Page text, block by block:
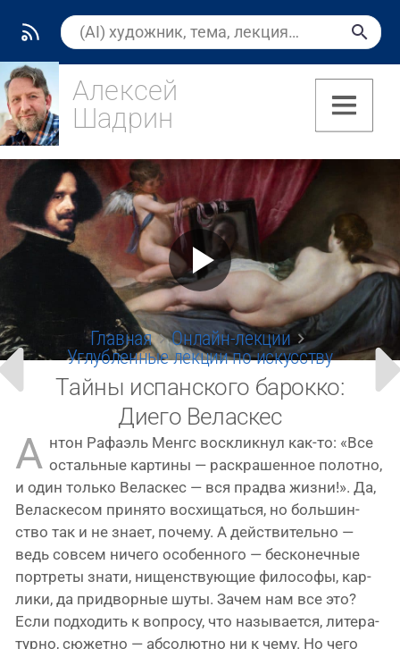
Алексей
Шадрин
(7)
Главная
Онлайн-лекции
Углубленные лекции по искусству
Тайны испанского барокко:
Диего Веласкес
А нтон Рафаэль Менгс вос­клик­нул как-то: «Все
осталь­ные кар­ти­ны — рас­кра­шен­ное полот­но,
и один толь­ко Веласкес — вся пра­д­ва жиз­ни!». Да,
Веласкесом при­ня­то вос­хи­щать­ся, но боль­шин­
ство так и не зна­ет, поче­му. А дей­стви­тель­но —
ведь совсем ниче­го осо­бен­но­го — бес­ко­неч­ные
порт­ре­ты зна­ти, нищен­ству­ю­щие фило­со­фы, кар­
ли­ки, да при­двор­ные шуты. Зачем нам все это?
Если под­хо­дить к вопро­су, что назы­ва­ет­ся, лите­ра­
тур­но, сюжет­но — абсо­лют­но ни к чему. Но чего